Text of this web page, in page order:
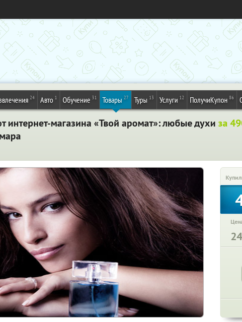
24 Авто 1 Обучение 31 Товары 27 Туры 13 Услуги 12 ПолучиКупон 86
интернет-магазина «Твой аромат»: любые духи за